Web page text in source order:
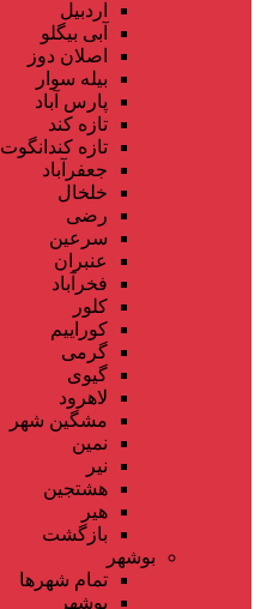
اردبیل
آبی بیگلو
اصلان دوز
بیله سوار
پارس آباد
تازه کند
تازه کندانگوت
جعفرآباد
خلخال
رضی
سرعین
عنبران
فخرآباد
کلور
کوراییم
گرمی
گیوی
لاهرود
مشگین شهر
نمین
نیر
هشتجین
هیر
بازگشت
بوشهر
تمام شهر‌ها
بوشهر